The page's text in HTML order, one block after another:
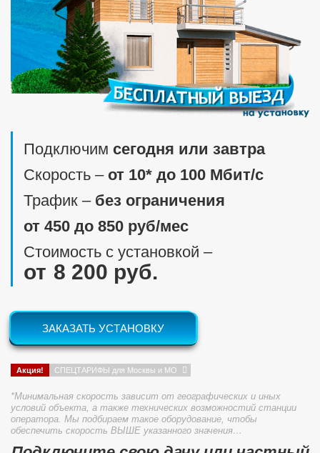
Подключим сегодня или завтра
Скорость ‒ от 10* до 100 Мбит/c
Трафик ‒ без ограничения
от 450 до 850 руб/мес
Стоимость с установкой ‒
8 200 руб.
ЗАКАЗАТЬ УСТАНОВКУ
Акция! СПЕЦТАРИФЫ для Москвы и МО
*Минимальная скорость зависит от географических и иных
условий объекта, а также технических возможностий станции
оператора. Мы подбираем такое оборудование, чтобы
обеспечить скорость ВЫШЕ указанного значения…